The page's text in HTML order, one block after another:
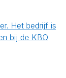
Het bedrijf is
bij de KBO